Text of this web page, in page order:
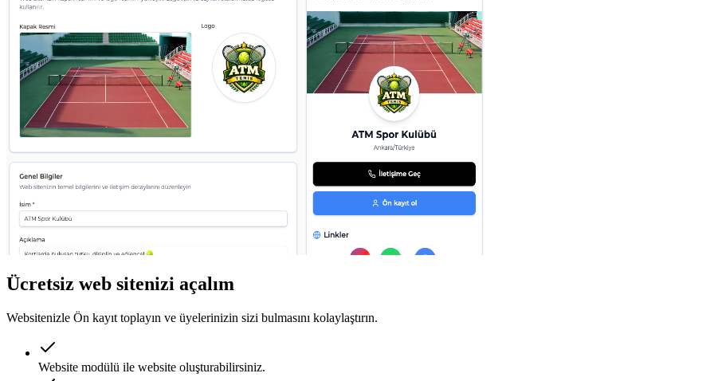
Ücretsiz web sitenizi açalım
Websitenizle Ön kayıt toplayın ve üyelerinizin sizi bulmasını kolaylaştırın.
Website modülü ile website oluşturabilirsiniz.